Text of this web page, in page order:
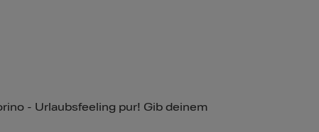
- Urlaubsfeeling pur! Gib deinem